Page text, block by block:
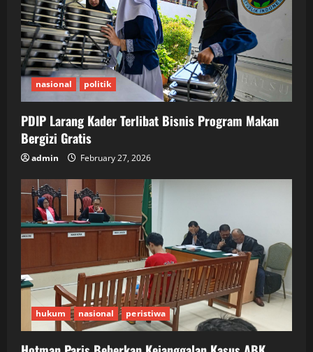
nasional politik
PDIP Larang Kader Terlibat Bisnis Program Makan
Bergizi Gratis
admin February 27, 2026
hukum nasional peristiwa